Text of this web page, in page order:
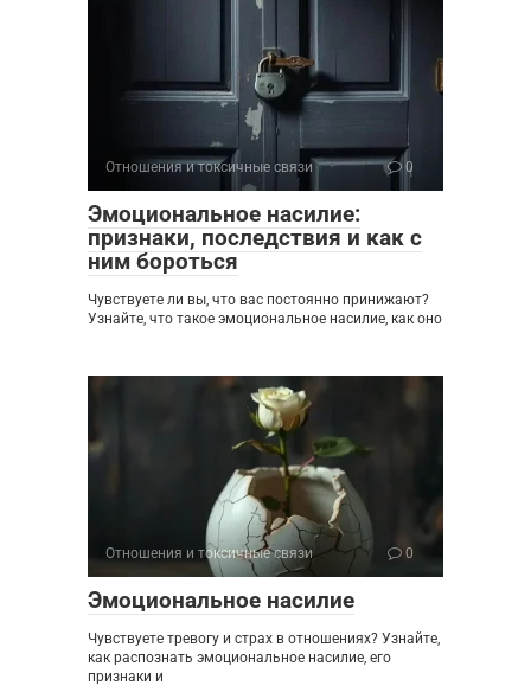
Отношения и токсичные связи 0
Эмоциональное насилие:
признаки, последствия и как с
ним бороться
Чувствуете ли вы, что вас постоянно принижают?
Узнайте, что такое эмоциональное насилие, как оно
Отношения и токсичные связи 0
Эмоциональное насилие
Чувствуете тревогу и страх в отношениях? Узнайте,
как распознать эмоциональное насилие, его
признаки и